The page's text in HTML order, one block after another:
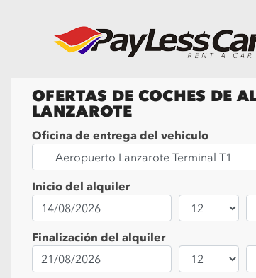
OFERTAS DE COCHES DE
LANZAROTE
Oficina de entrega del vehiculo
Inicio del alquiler
Finalización del alquiler